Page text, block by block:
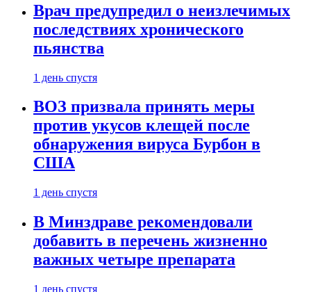
Врач предупредил о неизлечимых
последствиях хронического
пьянства
1 день спустя
ВОЗ призвала принять меры
против укусов клещей после
обнаружения вируса Бурбон в
США
1 день спустя
В Минздраве рекомендовали
добавить в перечень жизненно
важных четыре препарата
1 день спустя